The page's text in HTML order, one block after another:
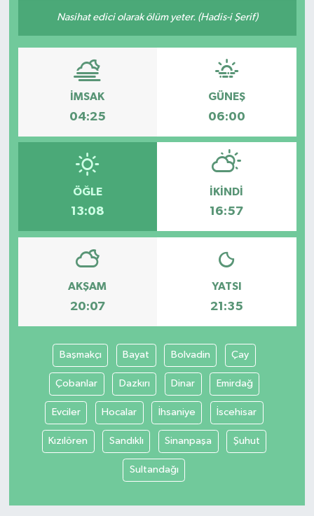
Nasihat edici olarak ölüm yeter. (Hadis-i Şerif)
İMSAK
04:25
GÜNEŞ
06:00
ÖĞLE
13:08
İKINDI
16:57
AKŞAM
20:07
YATSI
21:35
Başmakçı Bayat Bolvadin Çay
Çobanlar Dazkırı Dinar Emirdağ
Evciler Hocalar İhsaniye İscehisar
Kızılören Sandıklı Sinanpaşa Şuhut
Sultandağı